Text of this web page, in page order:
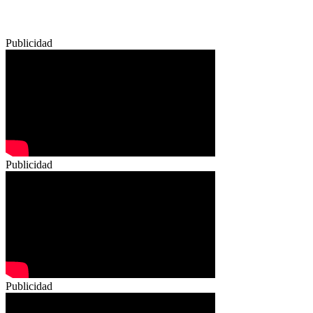
Publicidad
Publicidad
Publicidad